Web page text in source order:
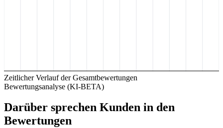
Zeitlicher Verlauf der Gesamtbewertungen
Bewertungsanalyse (KI-BETA)
Darüber sprechen Kunden in den
Bewertungen